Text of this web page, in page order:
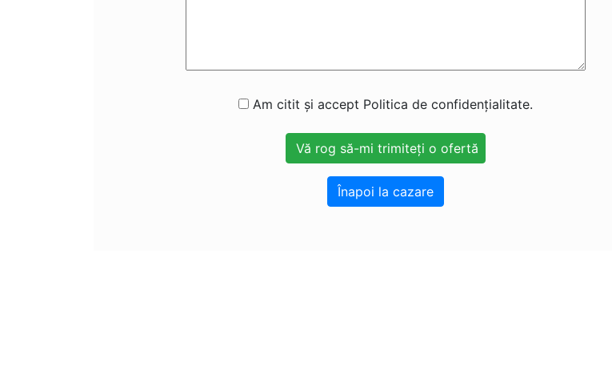
Am citit și accept Politica de confidențialitate.
Înapoi la cazare